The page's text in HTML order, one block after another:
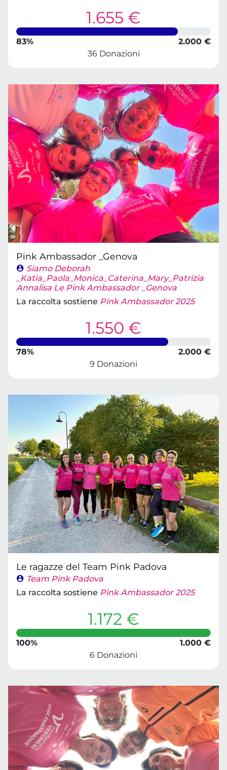
1.655 €
83%
2.000 €
36 Donazioni
Pink Ambassador _Genova
Siamo Deborah
_Katia_Paola_Monica_Caterina_Mary_Patrizia
Annalisa Le Pink Ambassador _Genova
La raccolta sostiene Pink Ambassador 2025
1.550 €
78%
2.000 €
9 Donazioni
Le ragazze del Team Pink Padova
Team Pink Padova
La raccolta sostiene Pink Ambassador 2025
1.172 €
100%
1.000 €
6 Donazioni